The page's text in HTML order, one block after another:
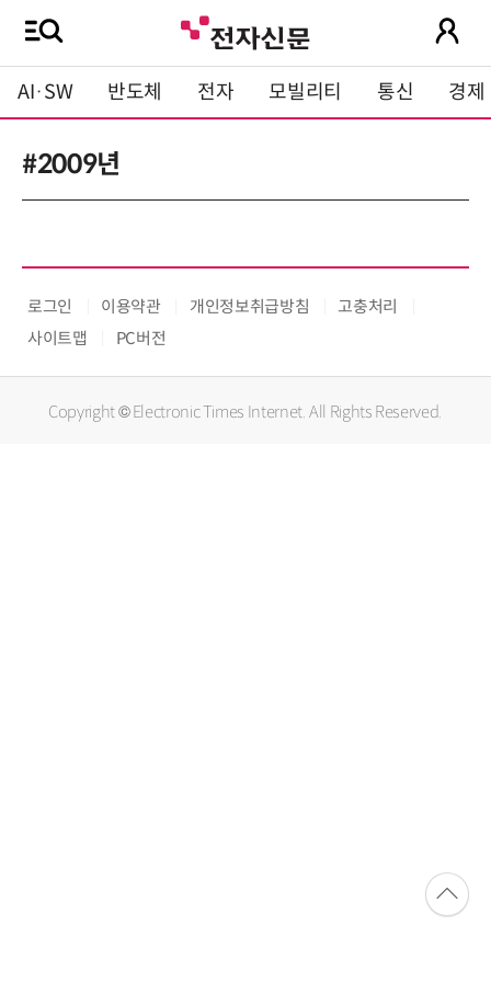
AI·SW 반도체 전자 모빌리티 통신 경제
#2009년
로그인 이용약관 개인정보취급방침
고충처리
사이트맵
PC버전
Copyright © Electronic Times Internet. All Rights Reserved.